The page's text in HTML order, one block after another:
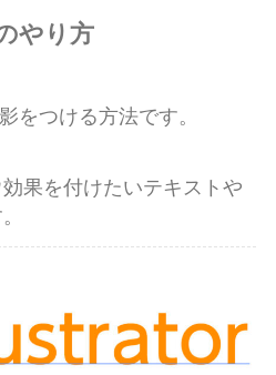
やり方
をつける方法です。
効果を付けたいテキストや